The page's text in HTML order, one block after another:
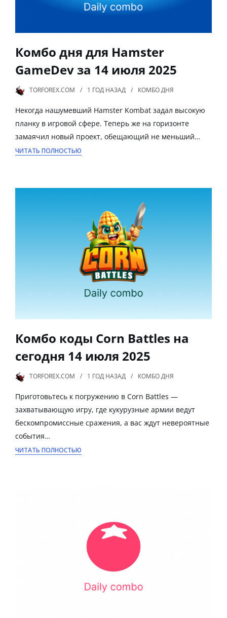
Комбо дня для Hamster
GameDev за 14 июля 2025
TORFOREX.COM 1 ГОД НАЗАД КОМБО ДНЯ
Некогда нашумевший Hamster Kombat задал высокую
планку в игровой сфере. Теперь же на горизонте
замаячил новый проект, обещающий не меньший…
ЧИТАТЬ ПОЛНОСТЬЮ
Комбо коды Corn Battles на
сегодня 14 июля 2025
TORFOREX.COM 1 ГОД НАЗАД КОМБО ДНЯ
Приготовьтесь к погружению в Corn Battles —
захватывающую игру, где кукурузные армии ведут
бескомпромиссные сражения, а вас ждут невероятные
события…
ЧИТАТЬ ПОЛНОСТЬЮ